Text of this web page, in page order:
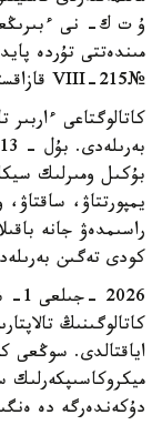
ۇ ت ك- نى
№215-VIII قازاقستان رەسپۋبليكاسىنىڭ زاڭىمەن بەكىتىلگەن.
بۇكىل ومىرلىك
يمپورتتاۋ،
كودى تەگىن
كاتالوگىنىڭ
اياقتالدى. سوڭعى
ميكروكاسىپكەرلىك
دۇكەندەرگە دە